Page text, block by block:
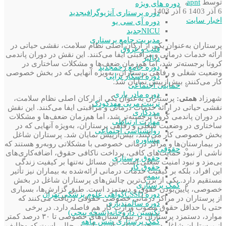
دوره های ویژه
دوره پرستاری آنژیوگرافیجدید
دوره آی سی یو
NICUجدید
مدیریت جامع پرستاری
قلب و عروق
دیالیز
دوره جامع زخمجدید
دوره اسکار تراپی
حمایتی اجتماعی
دوره مادر یاری
تربیت مربی مهدکودک
مددکاری
مهارت ارتباطی
روانشناسی اجتماعی
مشاوره
حقوقی
حقوق پرستاری
حقوق کار
بیمه
کمک پرستاری
دوره CSSD
گواهی علوم پزشکی تهران
دوره سالمندیاری
تکنسین داروخانه(نسخه پیچی)
کمک پرستاری شش ماهه
توسط apnt
6 آذر 1403
6 آذر 1403
اخبار سایت
پرستاران به‌عنوان یکی از ارکان اصلی نظام سلامت، نقشی حیاتی در
ارائه خدمات درمانی و مراقبتی ایفا می‌کنند. این نقش در دوران پاندمی
کرونا برجسته‌تر شد، اما هم‌زمان ضعف‌ها و مشکلات ساختاری در
وضعیت شغلی و رفاهی پرستاران، به‌ویژه آنهایی که در بخش خصوصی
کار می‌کنند، بیش‌از‌پیش نمایان شد.
شهرزاد همتی: پرستاران به‌عنوان یکی از ارکان اصلی نظام سلامت،
نقشی حیاتی در ارائه خدمات درمانی و مراقبتی ایفا می‌کنند. این نقش
در دوران پاندمی کرونا برجسته‌تر شد، اما هم‌زمان ضعف‌ها و مشکلات
ساختاری در وضعیت شغلی و رفاهی پرستاران، به‌ویژه آنهایی که در
بخش خصوصی کار می‌کنند، بیش‌از‌پیش نمایان شد. پرستاران شاغل
در بیمارستان‌ها و مراکز درمانی خصوصی با مشکلاتی روبه‌رو هستند که
ناشی از نبود حمایت‌های کافی، پرداخت ناکافی حقوق، اضافه‌کاری‌های
بی‌مزد و نبود امنیت شغلی است. این مسائل نه‌تنها بر کیفیت زندگی
این افراد، بلکه بر کیفیت خدمات درمانی ارائه‌شده به بیماران نیز تأثیر
مستقیم دارد. یکی از بزرگ‌ترین چالش‌های پرستاران شاغل در بخش
خصوصی، پایین‌بودن حقوق و دستمزد است. طبق گزارش‌ها، بسیاری
از پرستاران در مراکز درمانی خصوصی حقوقی دریافت می‌کنند که
حتی با حداقل حقوق مصوب وزارت کار هم فاصله دارد. در برخی
موارد، دستمزد پرستاران در بیمارستان‌های خصوصی تا ۳۰ درصد کمتر